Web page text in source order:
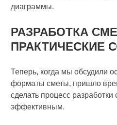
диаграммы.
РАЗРАБОТКА
ПРАКТИЧЕСКИЕ
Теперь, когда мы обсудили
форматы сметы, пришло
сделать процесс
эффективным.